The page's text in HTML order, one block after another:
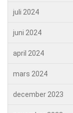
juli 2024
juni 2024
april 2024
mars 2024
december 2023